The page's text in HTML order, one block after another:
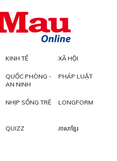
KINH TẾ XÃ HỘI
QUỐC PHÒNG -
AN NINH
PHÁP LUẬT
NHỊP SỐNG TRẺ LONGFORM
QUIZZ ភាសាខ្មែរ